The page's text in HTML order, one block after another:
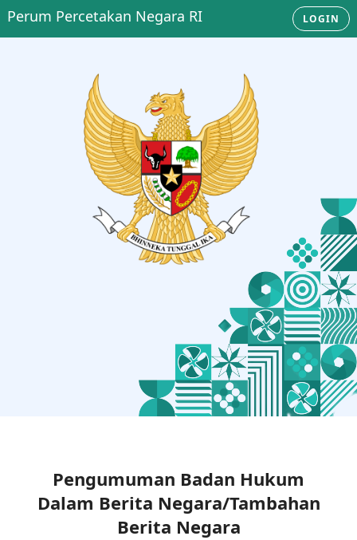
Perum Percetakan Negara RI LOGIN
Pengumuman Badan Hukum
Dalam Berita Negara/Tambahan
Berita Negara